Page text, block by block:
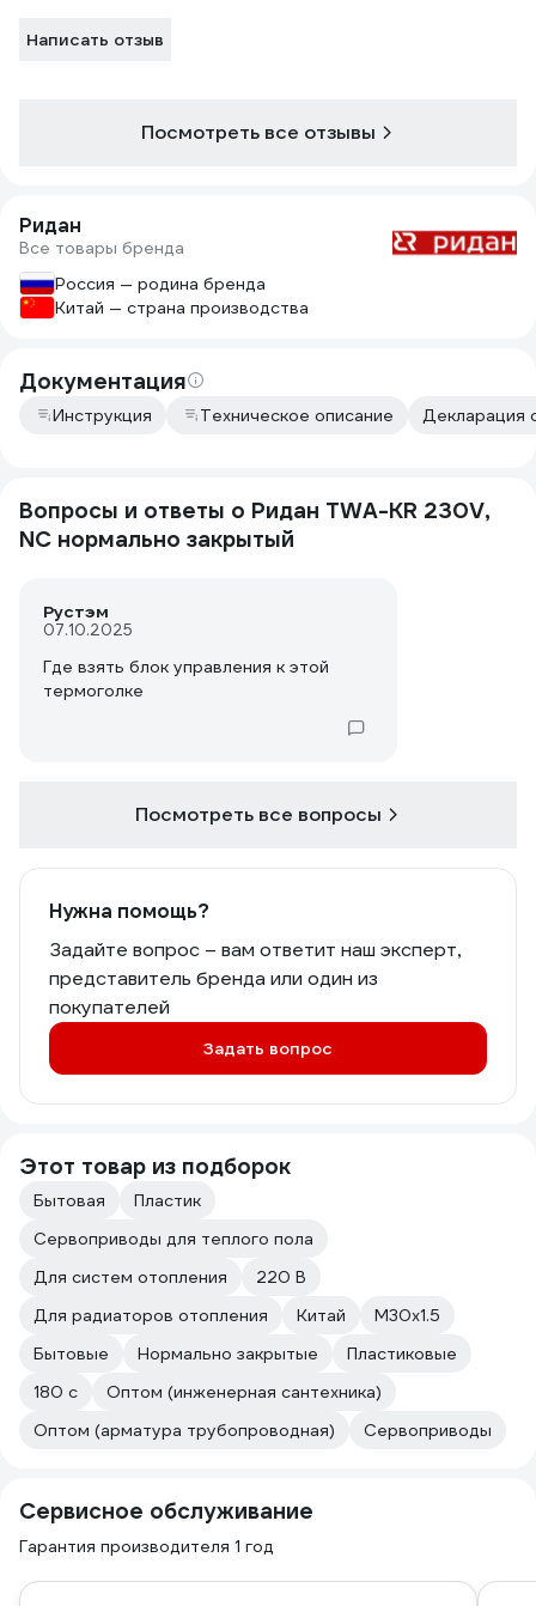
Написать отзыв
Посмотреть все отзывы
Ридан
Все товары бренда
Россия — родина бренда
Китай — страна производства
Документация
Инструкция Техническое описание Декларация
Вопросы и ответы о Ридан TWA-KR 230V,
NC нормально закрытый
Рустэм
07.10.2025
Где взять блок управления к этой
термоголке
Посмотреть все вопросы
Нужна помощь?
Задайте вопрос – вам ответит наш эксперт,
представитель бренда или один из
покупателей
Задать вопрос
Этот товар из подборок
Бытовая
Пластик
Сервоприводы для теплого пола
Для систем отопления
220 В
Для радиаторов отопления
Китай
M30x1.5
Бытовые
Нормально закрытые
Пластиковые
180 с
Оптом (инженерная сантехника)
Оптом (арматура трубопроводная)
Сервоприводы
Сервисное обслуживание
Гарантия производителя 1 год